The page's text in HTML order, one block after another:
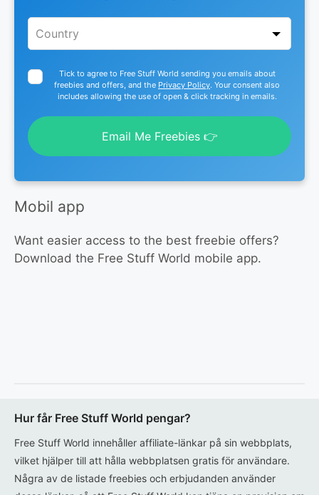
Tick to agree to Free Stuff World sending you emails about
freebies and offers, and the Privacy Policy. Your consent also
includes allowing the use of open & click tracking in emails.
Email Me Freebies 👉
Mobil app
Want easier access to the best freebie offers?
Download the Free Stuff World mobile app.
Hur får Free Stuff World pengar?
Free Stuff World innehåller affiliate-länkar på sin webbplats,
vilket hjälper till att hålla webbplatsen gratis för användare.
Några av de listade freebies och erbjudanden använder